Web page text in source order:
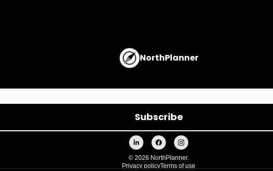
NorthPlanner
© 2026 NorthPlanner.
Privacy policyTerms of use